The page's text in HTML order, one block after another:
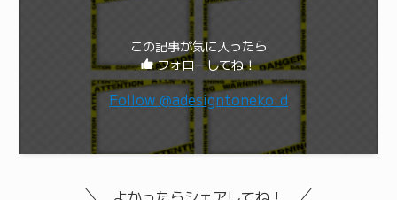
この記事が気に入ったら
フォローしてね！
Follow @adesigntoneko_d